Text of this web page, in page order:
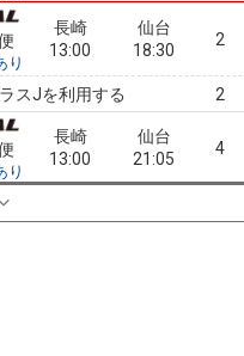
り
長崎
13:00
仙台
18:30
2
スJを利用する 2
り
長崎
13:00
仙台
21:05
4
スJを利用する